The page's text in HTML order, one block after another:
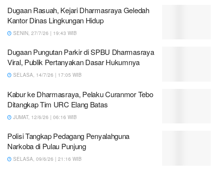
Dugaan Rasuah, Kejari Dharmasraya Geledah
Kantor Dinas Lingkungan Hidup
SENIN, 27/7/26 | 19:43 WIB
Dugaan Pungutan Parkir di SPBU Dharmasraya
Viral, Publik Pertanyakan Dasar Hukumnya
SELASA, 14/7/26 | 17:05 WIB
Kabur ke Dharmasraya, Pelaku Curanmor Tebo
Ditangkap Tim URC Elang Batas
JUMAT, 12/6/26 | 06:16 WIB
Polisi Tangkap Pedagang Penyalahguna
Narkoba di Pulau Punjung
SELASA, 09/6/26 | 21:16 WIB